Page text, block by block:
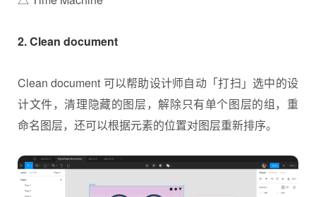
2. Clean document
Clean document 可以帮助设计师自动「打扫」选中的设
计文件，清理隐藏的图层，解除只有单个图层的组，重
命名图层，还可以根据元素的位置对图层重新排序。